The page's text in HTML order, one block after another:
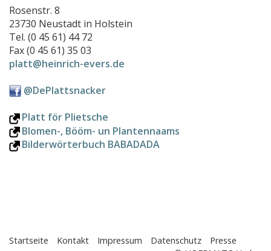
Rosenstr. 8
23730 Neustadt in Holstein
Tel. (0 45 61) 44 72
Fax (0 45 61) 35 03
platt@heinrich-evers.de
@DePlattsnacker
Platt för Plietsche
Blomen-, Bööm- un Plantennaams
Bilderwörterbuch BABADADA
Startseite Kontakt Impressum Datenschutz
Presse